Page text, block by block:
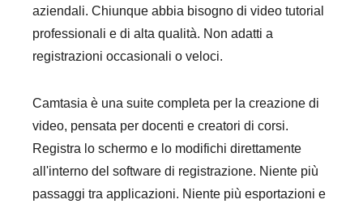
aziendali. Chiunque abbia bisogno di video tutorial
professionali e di alta qualità. Non adatti a
registrazioni occasionali o veloci.
Camtasia è una suite completa per la creazione di
video, pensata per docenti e creatori di corsi.
Registra lo schermo e lo modifichi direttamente
all'interno del software di registrazione. Niente più
passaggi tra applicazioni. Niente più esportazioni e